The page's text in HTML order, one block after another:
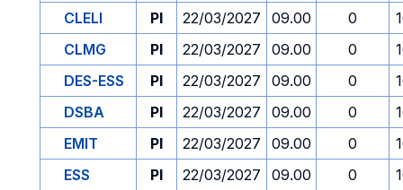
CLELI PI 22/03/2027 09.00 0
CLMG
PI 22/03/2027 09.00 0
DES-ESS
PI 22/03/2027 09.00 0
DSBA
PI 22/03/2027 09.00 0
EMIT
PI 22/03/2027 09.00 0
ESS
PI 22/03/2027 09.00 0